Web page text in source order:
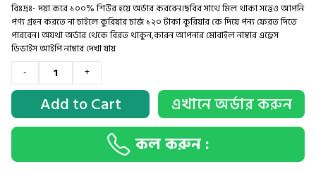
বিঃদ্রঃ- দয়া করে ১০০% শিউর হয়ে অর্ডার করবেন।ছবির সাথে মিল থাকা সত্তেও আপনি
পণ্য গ্রহন করতে না চাইলে কুরিয়ার চার্জ ১২০ টাকা কুরিয়ার কে দিয়ে পন্য ফেরত দিতে
পারবেন। অযথা অর্ডার থেকে বিরত থাকুন,কারন আপনার মোবাইল নাম্বার এড্রেস
ডিভাইস আইপি নাম্বার দেখা যায়
-
+
Add to Cart
এখানে অর্ডার করুন
কল করুন :